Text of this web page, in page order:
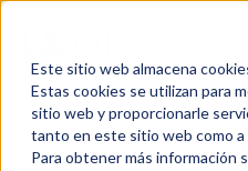
Este sitio web almacena
Estas cookies se utilizan para
sitio web y proporcionarle
tanto en este sitio web como
Para obtener más información